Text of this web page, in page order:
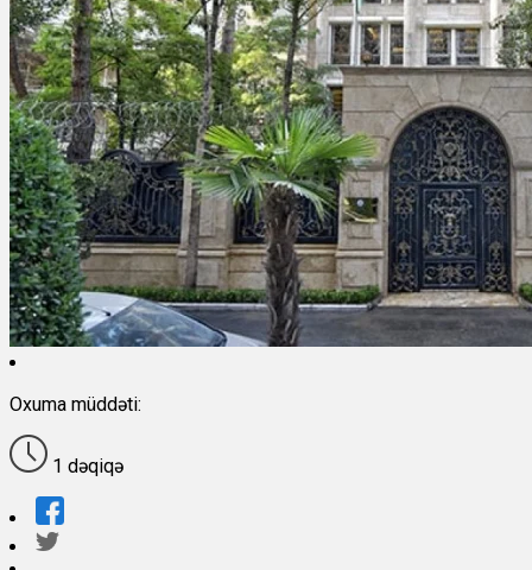
Oxuma müddəti:
1 dəqiqə